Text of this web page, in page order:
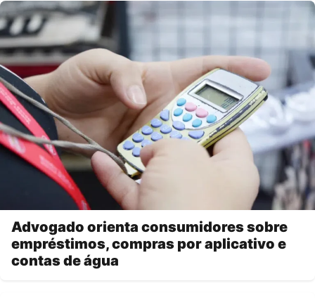
Advogado orienta consumidores sobre
empréstimos, compras por aplicativo e
contas de água